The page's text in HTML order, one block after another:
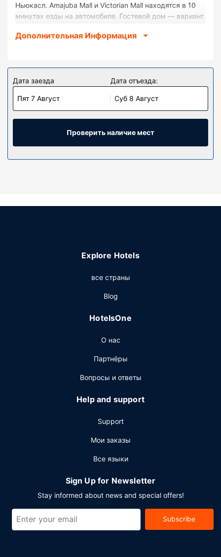
Ньюкасл. Amajuba Mall и Victorian Mall находятся в 10
минутах езды на автомобиле. Гостевой дом — вариант
находится в 5,9 км, Художественная галерея
Почувствуйте себя как дома в одном из 17 номеров, в
которых установлены кондиционеры и
плоскоэкранные телевизоры. Бесплатный
беспроводной доступ к интернету позволит вам всегда
оставаться на связи. В ванных комнатах вы найдете
ванны или душевые. Предоставляются следующие
специализированные места для курения.
Дополнительная Информация
Дата заезда
Пят 7 Август
Дата отъезда:
Суб 8 Август
Проверить наличие мест
Explore Hotels
все страны
Blog
HotelsOne
О нас
Партнёры
Вопросы и ответы
Help and support
Support
Мои заказы
Все языки
Sign Up for Newsletter
Stay informed about news and special offers!
Subscribe